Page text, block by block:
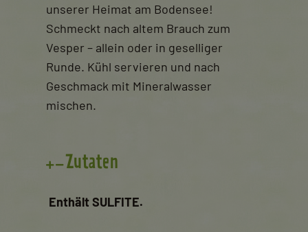
unserer Heimat am Bodensee!
Schmeckt nach altem Brauch zum
Vesper – allein oder in geselliger
Runde. Kühl servieren und nach
Geschmack mit Mineralwasser
mischen.
Zutaten
Enthält SULFITE.